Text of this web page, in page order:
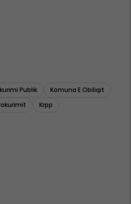
Publik
Komuna E Obiliqit
Krpp